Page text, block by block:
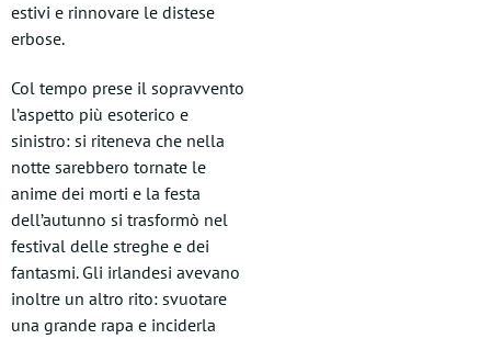
estivi e rinnovare le distese
erbose.
Col tempo prese il sopravvento
l’aspetto più esoterico e
sinistro: si riteneva che nella
notte sarebbero tornate le
anime dei morti e la festa
dell’autunno si trasformò nel
festival delle streghe e dei
fantasmi. Gli irlandesi avevano
inoltre un altro rito: svuotare
una grande rapa e inciderla